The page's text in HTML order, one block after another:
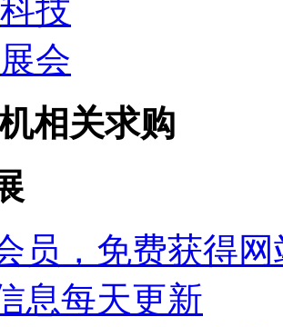
科技
展会
相关求购
员，免费获得网
息每天更新